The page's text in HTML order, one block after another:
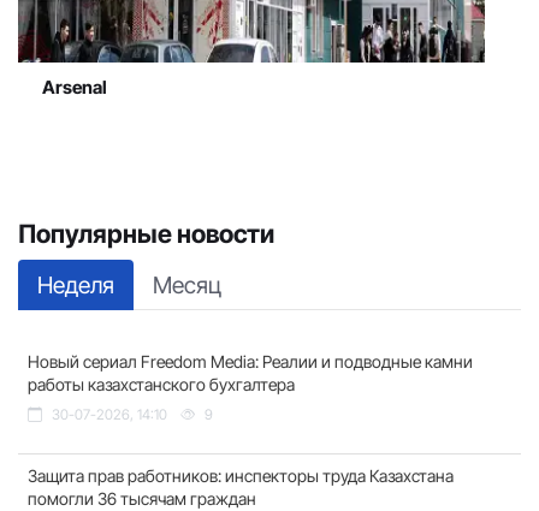
Arsenal
Популярные новости
Неделя Месяц
Новый сериал Freedom Media: Реалии и подводные камни
работы казахстанского бухгалтера
30-07-2026, 14:10 9
Защита прав работников: инспекторы труда Казахстана
помогли 36 тысячам граждан